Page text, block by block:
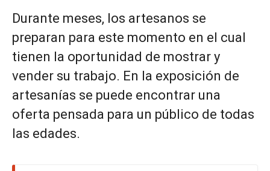
Durante meses, los artesanos se
preparan para este momento en el cual
tienen la oportunidad de mostrar y
vender su trabajo. En la exposición de
artesanías se puede encontrar una
oferta pensada para un público de todas
las edades.